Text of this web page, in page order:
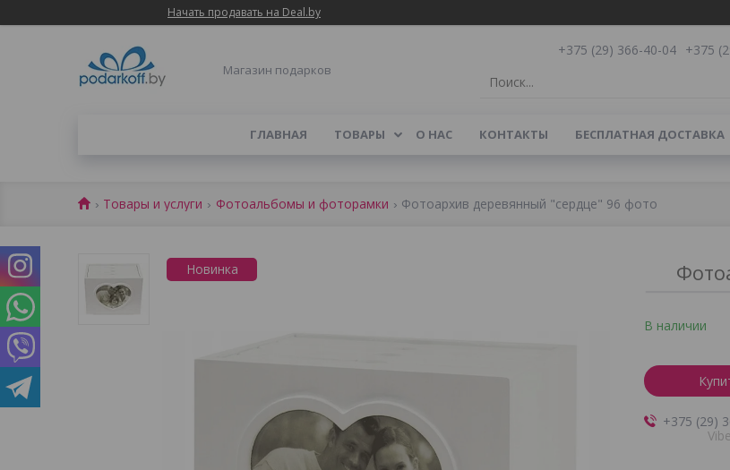
Начать продавать на Deal.by
Магазин подарков
+375 (29) 366-40-04 +375
ГЛАВНАЯ ТОВАРЫ О НАС КОНТАКТЫ БЕСПЛАТНАЯ ДОСТАВКА
Товары и услуги Фотоальбомы и фоторамки Фотоархив деревянный "сердце" 96 фото
Новинка
В наличии
+375 (29)